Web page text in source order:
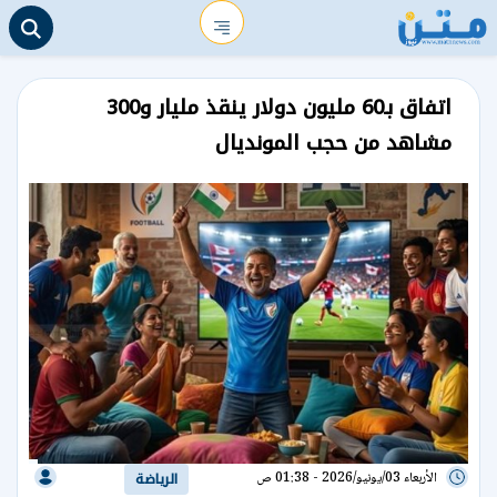
اتفاق بـ60 مليون دولار ينقذ مليار و300
مشاهد من حجب المونديال
الأربعاء 03/يونيو/2026 - 01:38 ص الرياضة